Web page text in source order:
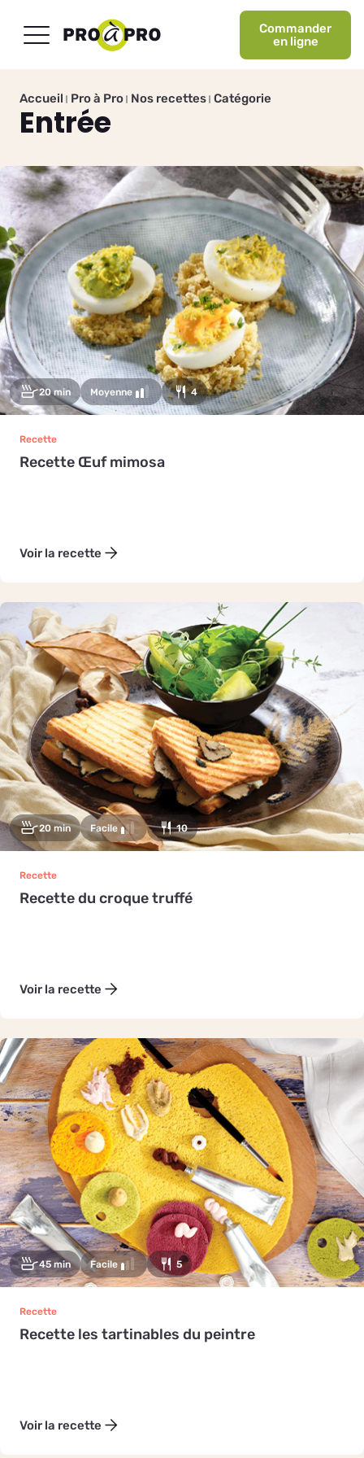
Commander
en ligne
Accueil Pro à Pro Nos recettes Catégorie
Entrée
20 min Moyenne 4
Recette
Recette Œuf mimosa
Voir la recette
20 min Facile 10
Recette
Recette du croque truffé
Voir la recette
45 min Facile 5
Recette
Recette les tartinables du peintre
Voir la recette